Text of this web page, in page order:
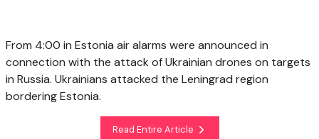
From 4:00 in Estonia air alarms were announced in
connection with the attack of Ukrainian drones on targets
in Russia. Ukrainians attacked the Leningrad region
bordering Estonia.
Read Entire Article